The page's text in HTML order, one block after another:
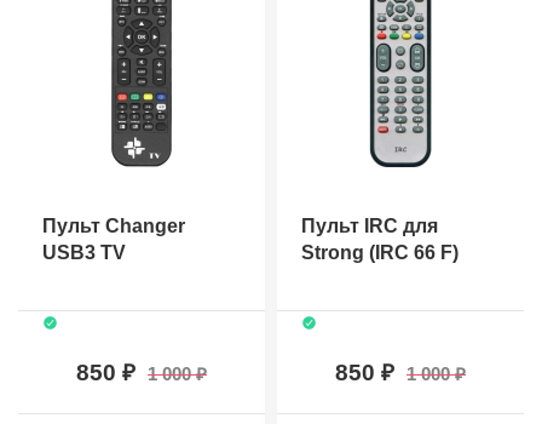
Пульт Changer
USB3 TV
850 1 000
Пульт IRC для
Strong (IRC 66 F)
850 1 000